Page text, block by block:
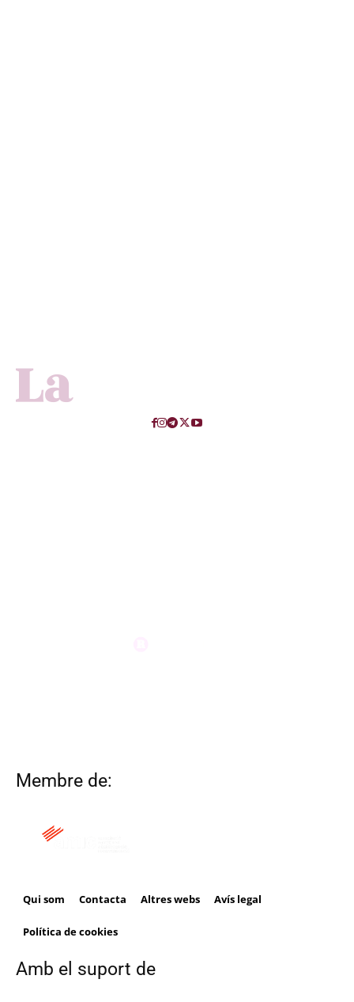
Membre de:
Qui som Contacta Altres webs Avís legal
Política de cookies
Amb el suport de